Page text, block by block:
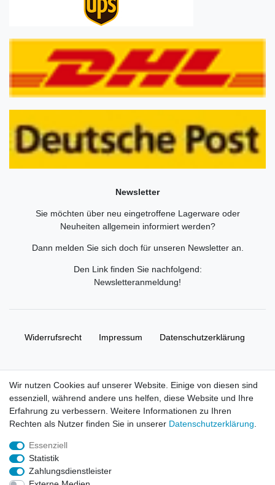
Newsletter
Sie möchten über neu eingetroffene Lagerware oder
Neuheiten allgemein informiert werden?
Dann melden Sie sich doch für unseren Newsletter an.
Den Link finden Sie nachfolgend:
Newsletteranmeldung!
Widerrufs­recht Impressum Daten­schutz­erklärung
© Copyright 2026 | Alle Rechte vorbehalten. HL-
Handelsgesellschaft mbH.
Alle Markennamen, Warenzeichen sowie sämtliche Produktbilder
und Beschreibungen sind Eigentum Ihrer rechtmäßigen
Eigentümer und dienen hier nur der Beschreibung.
Wir nutzen Cookies auf unserer Website. Einige von diesen sind
essenziell, während andere uns helfen, diese Website und Ihre
Erfahrung zu verbessern. Weitere Informationen zu Ihren
Rechten als Nutzer finden Sie in unserer Daten­schutz­erklärung
Essenziell
Statistik
Zahlungsdienstleister